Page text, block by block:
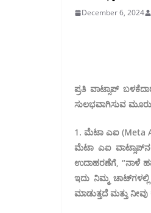
December 6, 2024
ಪ್ರತಿ ವಾಟ್ಸಾಪ್
ಸುಲಭವಾಗಿಸುವ ಮೂರು
1. ಮೆಟಾ ಎಐ (Meta
ಮೆಟಾ ಎಐ
ಉದಾಹರಣೆಗೆ, “ನಾಳೆ
ಇದು ನಿಮ್ಮ
ಮಾಡುತ್ತದೆ ಮತ್ತು